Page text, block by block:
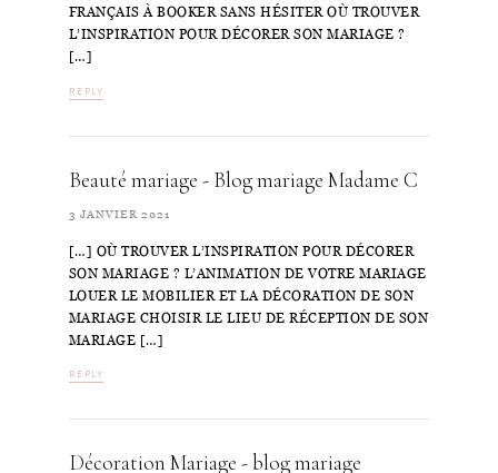
FRANÇAIS À BOOKER SANS HÉSITER OÙ TROUVER
L’INSPIRATION POUR DÉCORER SON MARIAGE ?
[…]
REPLY
Beauté mariage - Blog mariage Madame C
3 JANVIER 2021
[…] OÙ TROUVER L’INSPIRATION POUR DÉCORER
SON MARIAGE ? L’ANIMATION DE VOTRE MARIAGE
LOUER LE MOBILIER ET LA DÉCORATION DE SON
MARIAGE CHOISIR LE LIEU DE RÉCEPTION DE SON
MARIAGE […]
REPLY
Décoration Mariage - blog mariage